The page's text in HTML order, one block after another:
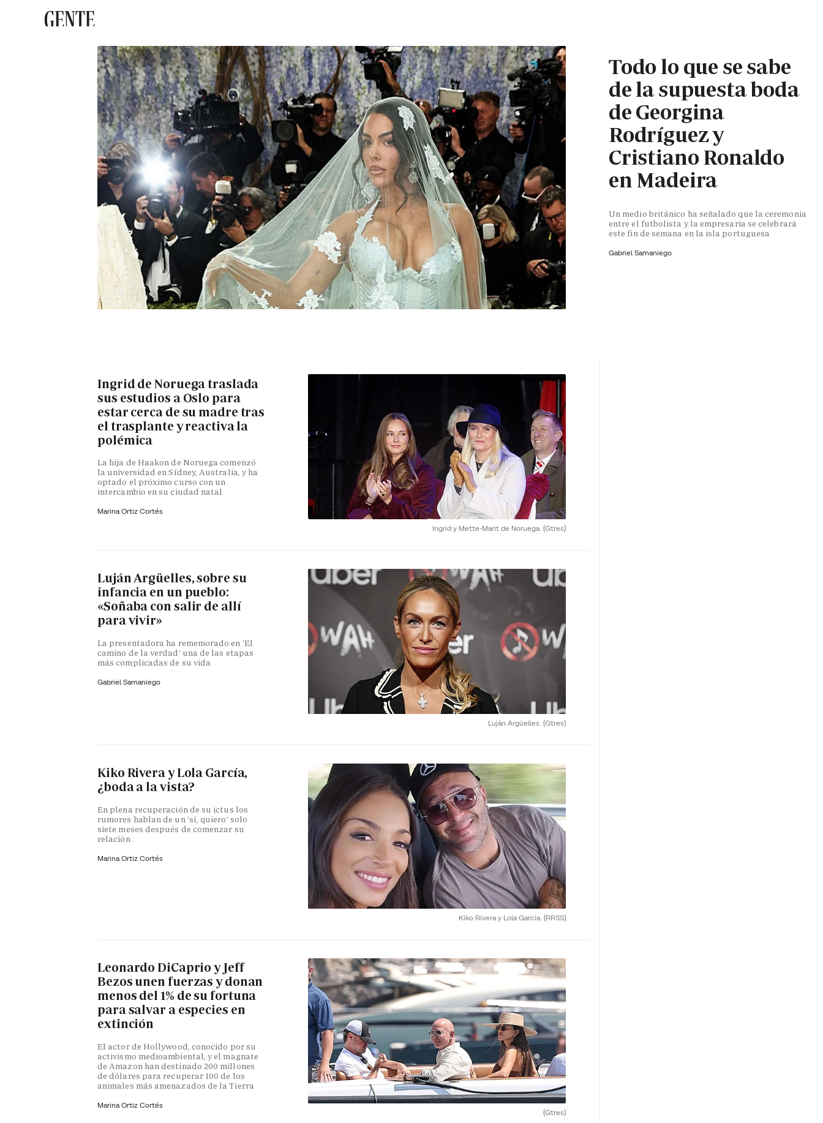
GENTE
Todo lo que se sabe
de la supuesta boda
de Georgina
Rodríguez y
Cristiano Ronaldo
en Madeira
Un medio británico ha señalado que la ceremonia
entre el futbolista y la empresaria se celebrará
este fin de semana en la isla portuguesa
Gabriel Samaniego
Ingrid y Mette-Marit de Noruega. (Gtres)
Ingrid de Noruega traslada
sus estudios a Oslo para
estar cerca de su madre tras
el trasplante y reactiva la
polémica
La hija de Haakon de Noruega comenzó
la universidad en Sídney, Australia, y ha
optado el próximo curso con un
intercambio en su ciudad natal
Marina Ortiz Cortés
Luján Argüelles. (Gtres)
Luján Argüelles, sobre su
infancia en un pueblo:
«Soñaba con salir de allí
para vivir»
La presentadora ha rememorado en 'El
camino de la verdad' una de las etapas
más complicadas de su vida
Gabriel Samaniego
Kiko Rivera y Lola García. (RRSS)
Kiko Rivera y Lola García,
¿boda a la vista?
En plena recuperación de su ictus los
rumores hablan de un 'sí, quiero' solo
siete meses después de comenzar su
relación
Marina Ortiz Cortés
(Gtres)
Leonardo DiCaprio y Jeff
Bezos unen fuerzas y donan
menos del 1% de su fortuna
para salvar a especies en
extinción
El actor de Hollywood, conocido por su
activismo medioambiental, y el magnate
de Amazon han destinado 200 millones
de dólares para recuperar 100 de los
animales más amenazados de la Tierra
Marina Ortiz Cortés